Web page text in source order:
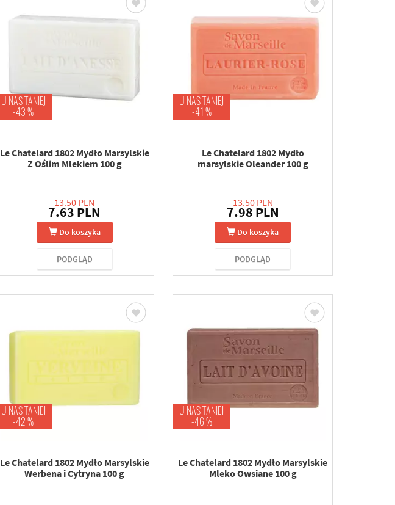
U NAS TANIEJ
-43 %
Le Chatelard 1802 Mydło Marsylskie
Z Oślim Mlekiem 100 g
13.50 PLN
7.63 PLN
Do koszyka
PODGLĄD
U NAS TANIEJ
-41 %
Le Chatelard 1802 Mydło
marsylskie Oleander 100 g
13.50 PLN
7.98 PLN
Do koszyka
PODGLĄD
U NAS TANIEJ
-42 %
Le Chatelard 1802 Mydło Marsylskie
Werbena i Cytryna 100 g
U NAS TANIEJ
-46 %
Le Chatelard 1802 Mydło Marsylskie
Mleko Owsiane 100 g